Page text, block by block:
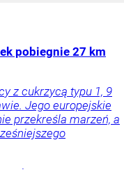
pobiegnie 27 km
z cukrzycą typu 1, 9
Jego europejskie
przekreśla marzeń, a